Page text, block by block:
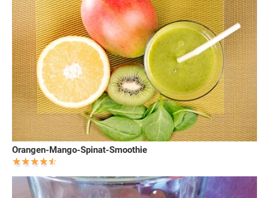
Orangen-Mango-Spinat-Smoothie